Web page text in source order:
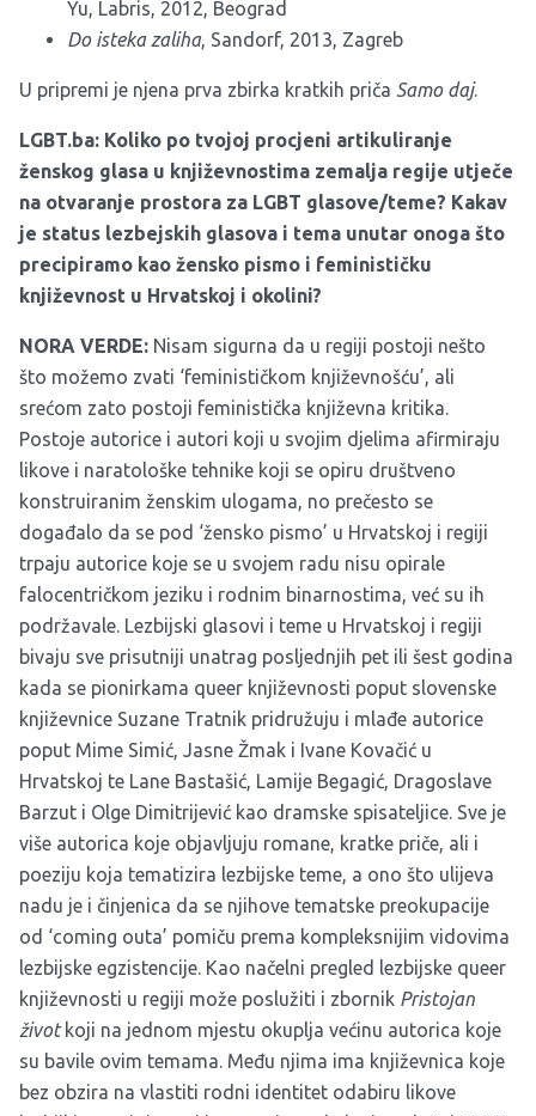
Yu, Labris, 2012, Beograd
Do isteka zaliha, Sandorf, 2013, Zagreb
U pripremi je njena prva zbirka kratkih priča Samo daj.
LGBT.ba: Koliko po tvojoj procjeni artikuliranje
ženskog glasa u književnostima zemalja regije utječe
na otvaranje prostora za LGBT glasove/teme? Kakav
je status lezbejskih glasova i tema unutar onoga što
precipiramo kao žensko pismo i feminističku
književnost u Hrvatskoj i okolini?
NORA VERDE: Nisam sigurna da u regiji postoji nešto
što možemo zvati ‘feminističkom književnošću’, ali
srećom zato postoji feministička književna kritika.
Postoje autorice i autori koji u svojim djelima afirmiraju
likove i naratološke tehnike koji se opiru društveno
konstruiranim ženskim ulogama, no prečesto se
događalo da se pod ‘žensko pismo’ u Hrvatskoj i regiji
trpaju autorice koje se u svojem radu nisu opirale
falocentričkom jeziku i rodnim binarnostima, već su ih
podržavale. Lezbijski glasovi i teme u Hrvatskoj i regiji
bivaju sve prisutniji unatrag posljednjih pet ili šest godina
kada se pionirkama queer književnosti poput slovenske
književnice Suzane Tratnik pridružuju i mlađe autorice
poput Mime Simić, Jasne Žmak i Ivane Kovačić u
Hrvatskoj te Lane Bastašić, Lamije Begagić, Dragoslave
Barzut i Olge Dimitrijević kao dramske spisateljice. Sve je
više autorica koje objavljuju romane, kratke priče, ali i
poeziju koja tematizira lezbijske teme, a ono što ulijeva
nadu je i činjenica da se njihove tematske preokupacije
od ‘coming outa’ pomiču prema kompleksnijim vidovima
lezbijske egzistencije. Kao načelni pregled lezbijske queer
književnosti u regiji može poslužiti i zbornik Pristojan
životkoji na jednom mjestu okuplja većinu autorica koje
su bavile ovim temama. Među njima ima književnica koje
bez obzira na vlastiti rodni identitet odabiru likove